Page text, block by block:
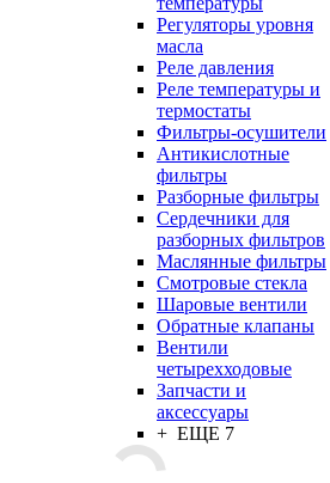
Регуляторы уровня
масла
Реле давления
Реле температуры и
термостаты
Фильтры-осушители
Антикислотные
фильтры
Разборные фильтры
Сердечники для
разборных фильтров
Маслянные фильтры
Смотровые стекла
Шаровые вентили
Обратные клапаны
Вентили
четырехходовые
Запчасти и
аксессуары
+ ЕЩЕ 7